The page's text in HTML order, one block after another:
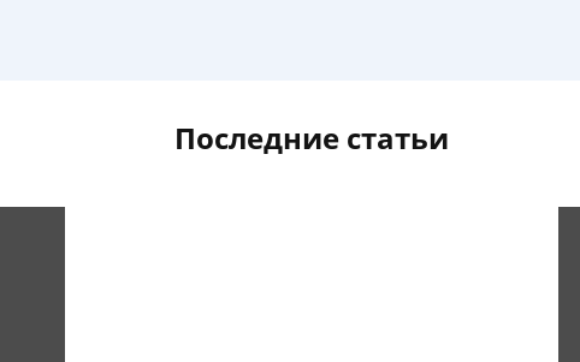
Последние статьи